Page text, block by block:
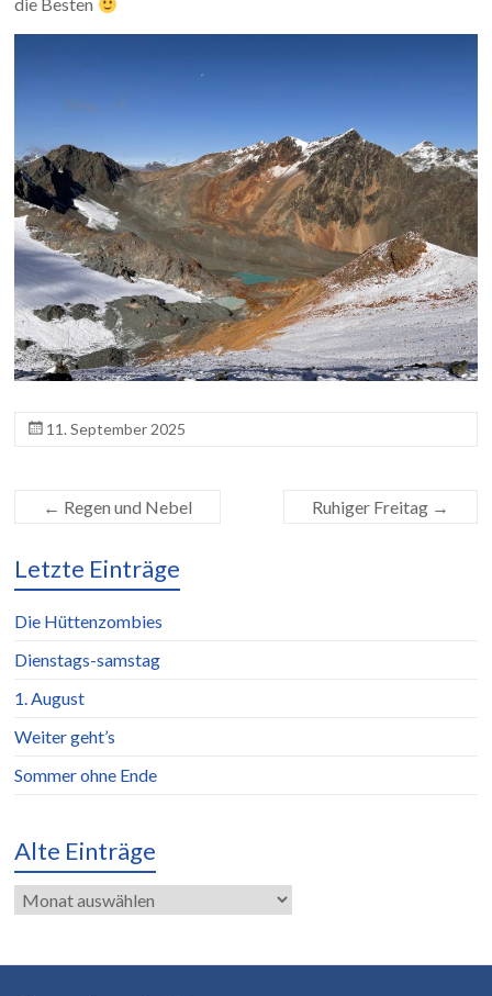
11. September 2025
← Regen und Nebel Ruhiger Freitag →
Letzte Einträge
Die Hüttenzombies
Dienstags-samstag
1. August
Weiter geht’s
Sommer ohne Ende
Alte Einträge
Alte
Einträge